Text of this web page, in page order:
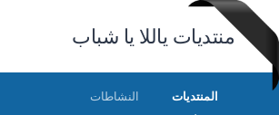
منتديات ياللا يا شباب
المنتديات النشاطات